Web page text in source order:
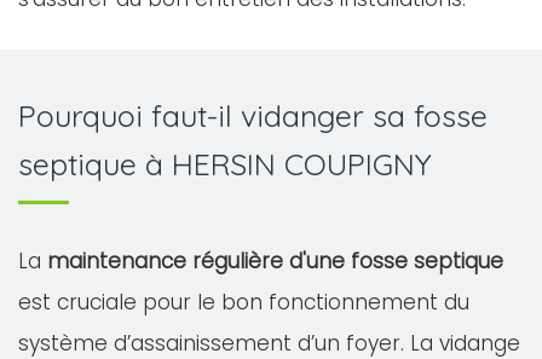
Pourquoi faut-il vidanger sa fosse
septique à HERSIN COUPIGNY
La maintenance régulière d'une fosse septique
est cruciale pour le bon fonctionnement du
système d’assainissement d’un foyer. La vidange